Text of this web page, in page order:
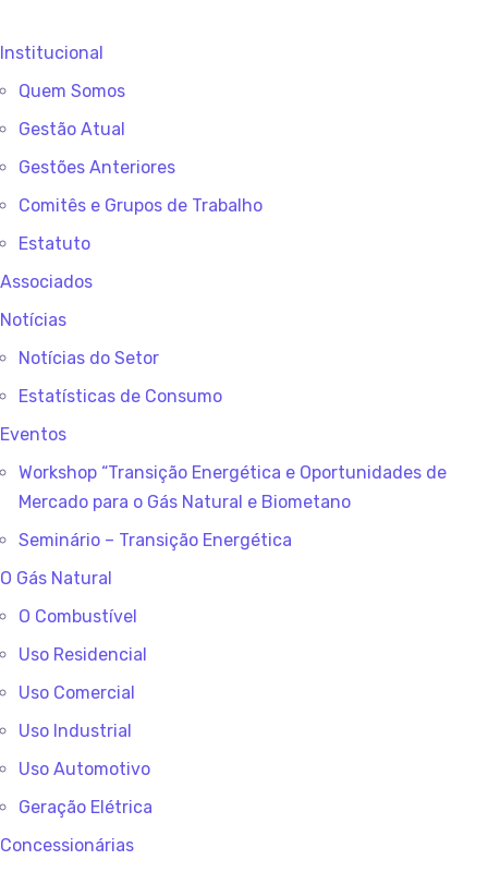
Institucional
Quem Somos
Gestão Atual
Gestões Anteriores
Comitês e Grupos de Trabalho
Estatuto
Associados
Notícias
Notícias do Setor
Estatísticas de Consumo
Eventos
Workshop “Transição Energética e Oportunidades de
Mercado para o Gás Natural e Biometano
Seminário – Transição Energética
O Gás Natural
O Combustível
Uso Residencial
Uso Comercial
Uso Industrial
Uso Automotivo
Geração Elétrica
Concessionárias